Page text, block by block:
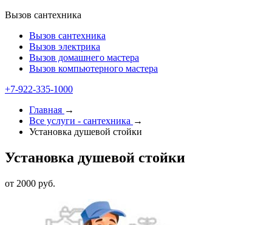
Вызов сантехника
Вызов сантехника
Вызов электрика
Вызов домашнего мастера
Вызов компьютерного мастера
+7-922-335-1000
Главная →
Все услуги - cантехника →
Установка душевой стойки
Установка душевой стойки
от 2000 руб.